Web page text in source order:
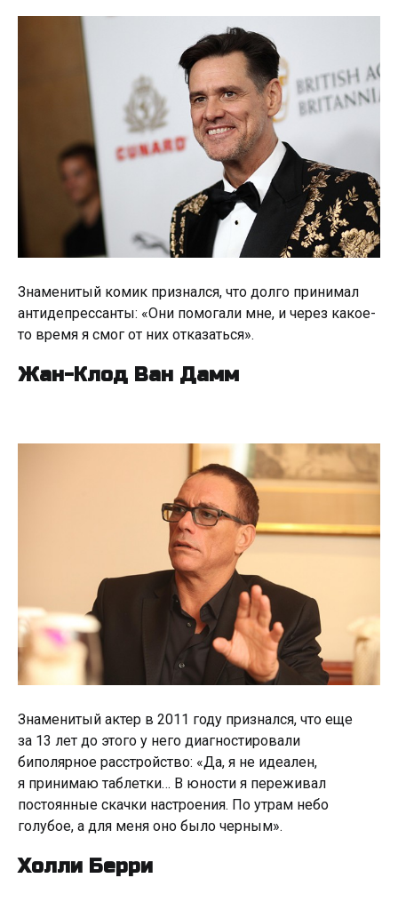
Знаменитый комик признался, что долго принимал
антидепрессанты: «Они помогали мне, и через какое-
то время я смог от них отказаться».
Жан-Клод Ван Дамм
Знаменитый актер в 2011 году признался, что еще
за 13 лет до этого у него диагностировали
биполярное расстройство: «Да, я не идеален,
я принимаю таблетки… В юности я переживал
постоянные скачки настроения. По утрам небо
голубое, а для меня оно было черным».
Холли Берри